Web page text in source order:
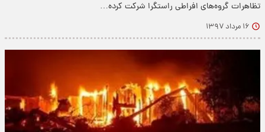
تظاهرات گروه‌های افراطی راستگرا شرکت کرده…
۱۶ مرداد ۱۳۹۷